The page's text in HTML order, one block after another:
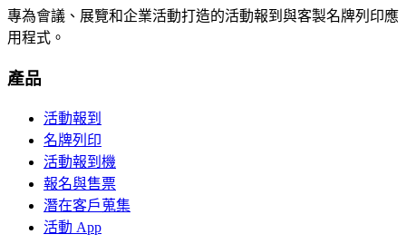
專為會議、展覽和企業活動打造的活動報到與客製名牌列印應
用程式。
產品
活動報到
名牌列印
活動報到機
報名與售票
潛在客戶蒐集
活動 App